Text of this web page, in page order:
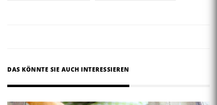
DAS KÖNNTE SIE AUCH INTERESSIEREN